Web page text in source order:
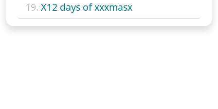
19. X12 days of xxxmasx